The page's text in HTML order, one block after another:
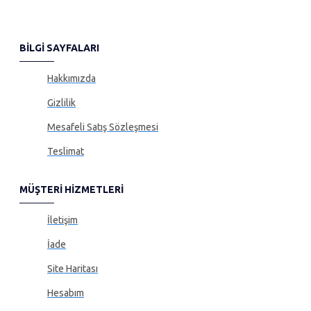
BILGI SAYFALARI
Hakkımızda
Gizlilik
Mesafeli Satış Sözleşmesi
Teslimat
MÜŞTERI HIZMETLERI
İletişim
İade
Site Haritası
Hesabım